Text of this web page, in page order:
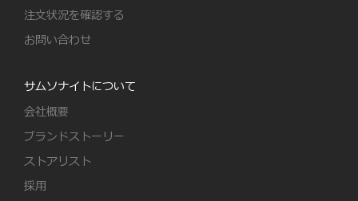
注文状況を確認する
お問い合わせ
サムソナイトについて
会社概要
ブランドストーリー
ストアリスト
採用